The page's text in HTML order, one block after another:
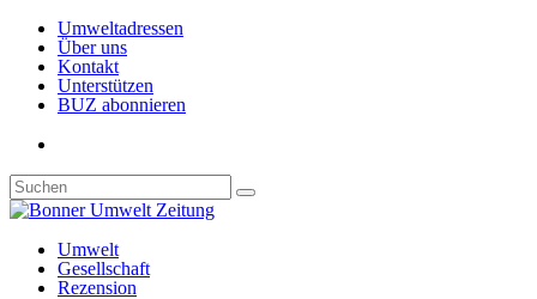
Umweltadressen
Über uns
Kontakt
Unterstützen
BUZ abonnieren
Umwelt
Gesellschaft
Rezension